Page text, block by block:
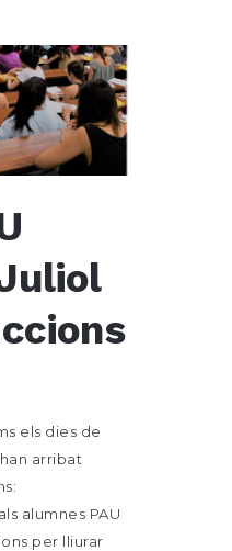
els dies de
arribat
alumnes PAU
per lliurar